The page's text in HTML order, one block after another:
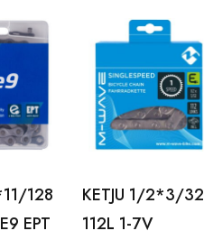
128
EPT
KETJU 1/2*3/32
112L 1-7V